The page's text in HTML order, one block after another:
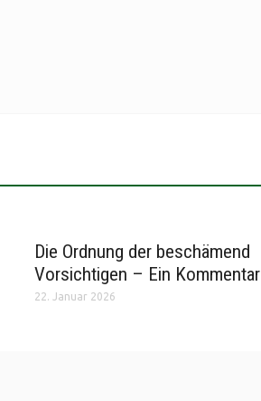
Die Ordnung der beschämend
Vorsichtigen – Ein Kommentar
22. Januar 2026